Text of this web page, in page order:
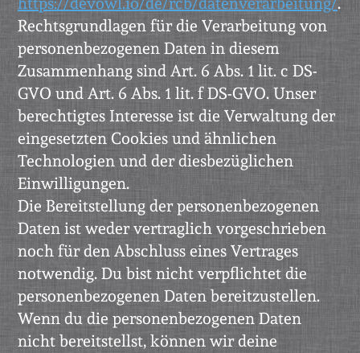
Rechtsgrundlagen für die Verarbeitung von
personenbezogenen Daten in diesem
Zusammenhang sind Art. 6 Abs. 1 lit. c DS-
GVO und Art. 6 Abs. 1 lit. f DS-GVO. Unser
berechtigtes Interesse ist die Verwaltung der
eingesetzten Cookies und ähnlichen
Technologien und der diesbezüglichen
Einwilligungen.
Die Bereitstellung der personenbezogenen
Daten ist weder vertraglich vorgeschrieben
noch für den Abschluss eines Vertrages
notwendig. Du bist nicht verpflichtet die
personenbezogenen Daten bereitzustellen.
Wenn du die personenbezogenen Daten
nicht bereitstellst, können wir deine